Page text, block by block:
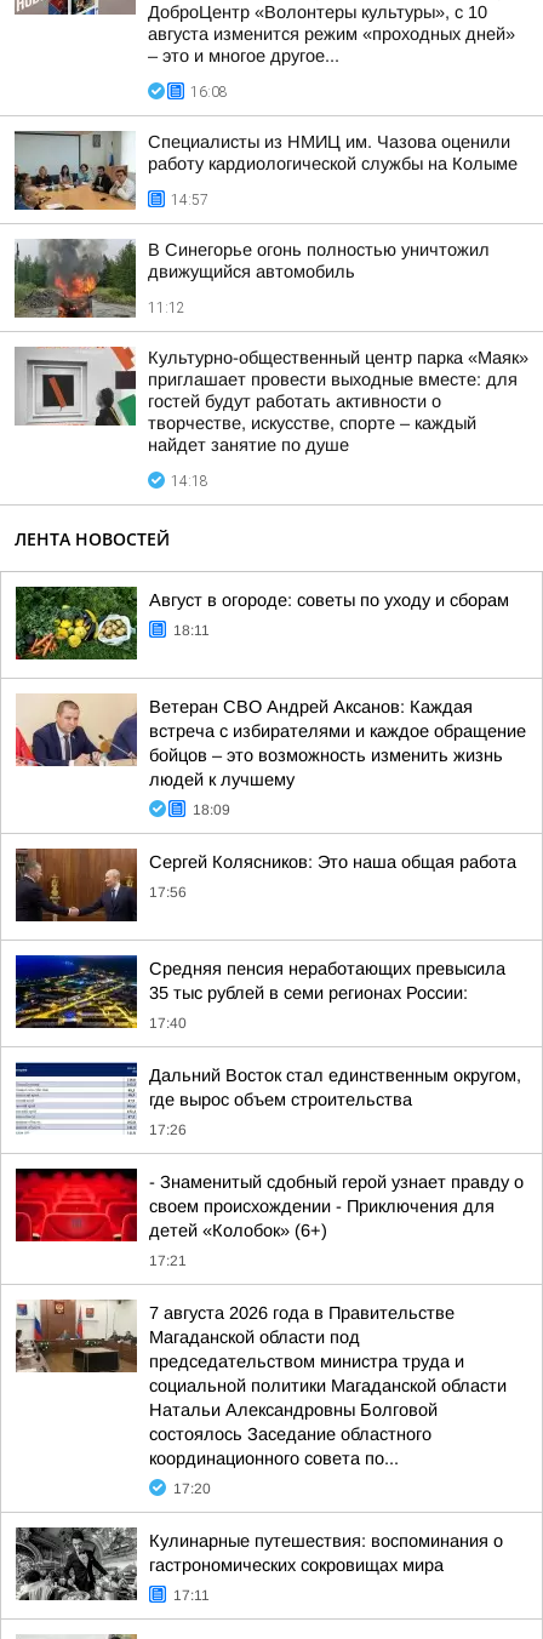
ДоброЦентр «Волонтеры культуры», с 10
августа изменится режим «проходных дней»
– это и многое другое...
16:08
Специалисты из НМИЦ им. Чазова оценили
работу кардиологической службы на Колыме
14:57
В Синегорье огонь полностью уничтожил
движущийся автомобиль
11:12
Культурно-общественный центр парка «Маяк»
приглашает провести выходные вместе: для
гостей будут работать активности о
творчестве, искусстве, спорте – каждый
найдет занятие по душе
14:18
ЛЕНТА НОВОСТЕЙ
Август в огороде: советы по уходу и сборам
18:11
Ветеран СВО Андрей Аксанов: Каждая
встреча с избирателями и каждое обращение
бойцов – это возможность изменить жизнь
людей к лучшему
18:09
Сергей Колясников: Это наша общая работа
17:56
Средняя пенсия неработающих превысила
35 тыс рублей в семи регионах России:
17:40
Дальний Восток стал единственным округом,
где вырос объем строительства
17:26
- Знаменитый сдобный герой узнает правду о
своем происхождении - Приключения для
детей «Колобок» (6+)
17:21
7 августа 2026 года в Правительстве
Магаданской области под
председательством министра труда и
социальной политики Магаданской области
Натальи Александровны Болговой
состоялось Заседание областного
координационного совета по...
17:20
Кулинарные путешествия: воспоминания о
гастрономических сокровищах мира
17:11